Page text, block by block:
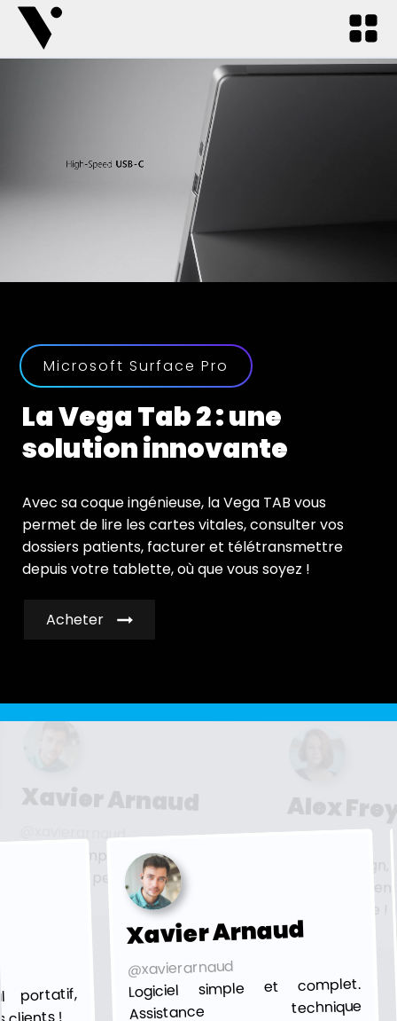
Microsoft Surface Pro
La Vega Tab 2 : une
solution innovante
Avec sa coque ingénieuse, la Vega TAB vous
permet de lire les cartes vitales, consulter vos
dossiers patients, facturer et télétransmettre
depuis votre tablette, où que vous soyez !
Acheter
Xavier Arnaud
@xavierarnaud
Logiciel simple et complet. Assistance
technique performante et efficace
Alex Frey
Super
service
recommande !
Xavier Arnaud
@xavierarnaud
Logiciel simple et complet.
Assistance
technique
portatif,